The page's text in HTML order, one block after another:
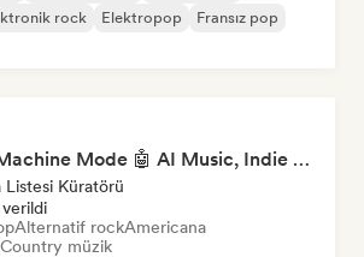
rock Elektropop
Fransız pop
Pop Machine Mode 🤖 AI Music, Indie Pop & Dream Pop
Listesi Küratörü
Alternatif rockAmericana
Country müzik